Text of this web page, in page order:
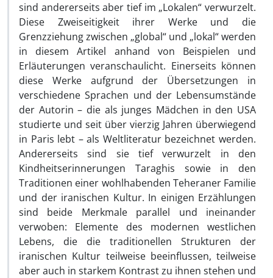
sind andererseits aber tief im „Lokalen“ verwurzelt.
Diese Zweiseitigkeit ihrer Werke und die
Grenzziehung zwischen „global“ und „lokal“ werden
in diesem Artikel anhand von Beispielen und
Erläuterungen veranschaulicht. Einerseits können
diese Werke aufgrund der Übersetzungen in
verschiedene Sprachen und der Lebensumstände
der Autorin – die als junges Mädchen in den USA
studierte und seit über vierzig Jahren überwiegend
in Paris lebt – als Weltliteratur bezeichnet werden.
Andererseits sind sie tief verwurzelt in den
Kindheitserinnerungen Taraghis sowie in den
Traditionen einer wohlhabenden Teheraner Familie
und der iranischen Kultur. In einigen Erzählungen
sind beide Merkmale parallel und ineinander
verwoben: Elemente des modernen westlichen
Lebens, die die traditionellen Strukturen der
iranischen Kultur teilweise beeinflussen, teilweise
aber auch in starkem Kontrast zu ihnen stehen und